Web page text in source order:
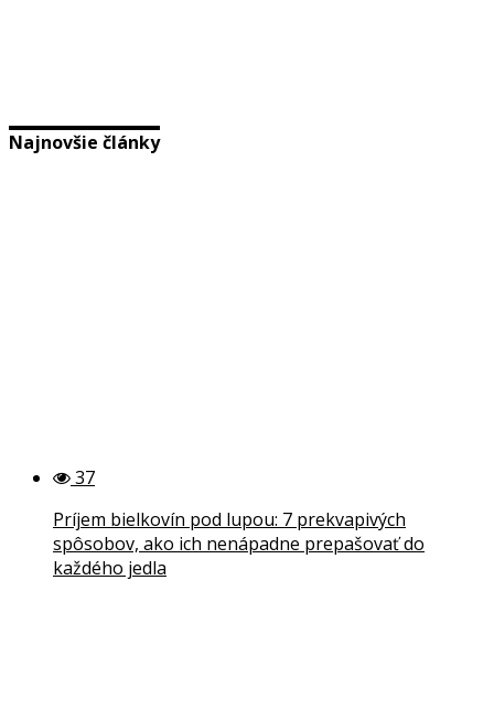
Najnovšie články
37
Príjem bielkovín pod lupou: 7 prekvapivých
spôsobov, ako ich nenápadne prepašovať do
každého jedla